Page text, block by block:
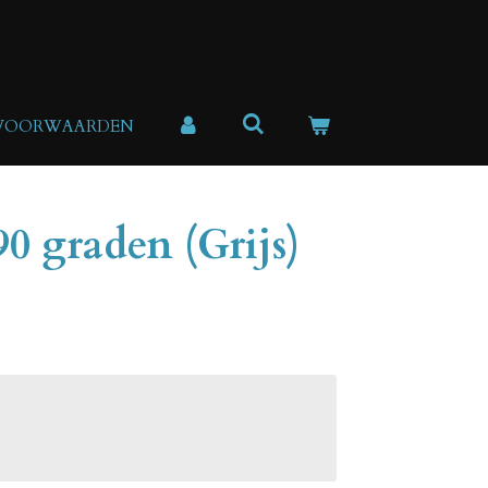
graden (Grijs)